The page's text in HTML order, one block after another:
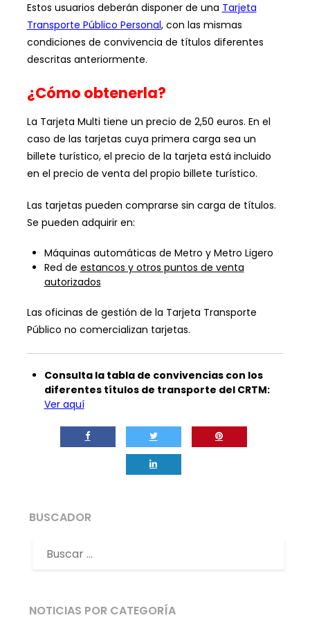
Estos usuarios deberán disponer de una Tarjeta
Transporte Público Personal, con las mismas
condiciones de convivencia de títulos diferentes
descritas anteriormente.
¿Cómo obtenerla?
La Tarjeta Multi tiene un precio de 2,50 euros. En el
caso de las tarjetas cuya primera carga sea un
billete turístico, el precio de la tarjeta está incluido
en el precio de venta del propio billete turístico.
Las tarjetas pueden comprarse sin carga de títulos.
Se pueden adquirir en:
Máquinas automáticas de Metro y Metro Ligero
Red de estancos y otros puntos de venta
autorizados
Las oficinas de gestión de la Tarjeta Transporte
Público no comercializan tarjetas.
Consulta la tabla de convivencias con los
diferentes títulos de transporte del CRTM:
Ver aquí
BUSCADOR
NOTICIAS POR CATEGORÍA